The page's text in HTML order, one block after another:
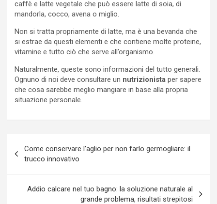
caffè e latte vegetale che può essere latte di soia, di
mandorla, cocco, avena o miglio.
Non si tratta propriamente di latte, ma è una bevanda che
si estrae da questi elementi e che contiene molte proteine,
vitamine e tutto ciò che serve all’organismo.
Naturalmente, queste sono informazioni del tutto generali.
Ognuno di noi deve consultare un nutrizionista per sapere
che cosa sarebbe meglio mangiare in base alla propria
situazione personale.
articoli
Come conservare l’aglio per non farlo germogliare: il
trucco innovativo
Addio calcare nel tuo bagno: la soluzione naturale al
grande problema, risultati strepitosi